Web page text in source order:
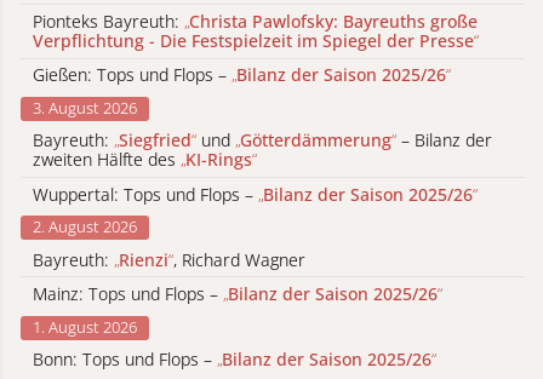
Pionteks Bayreuth: „Christa Pawlofsky: Bayreuths große
Verpflichtung - Die Festspielzeit im Spiegel der Presse“
Gießen: Tops und Flops – „Bilanz der Saison 2025/26“
3. August 2026
Bayreuth: „Siegfried“ und „Götterdämmerung“ – Bilanz der
zweiten Hälfte des „KI-Rings“
Wuppertal: Tops und Flops – „Bilanz der Saison 2025/26“
2. August 2026
Bayreuth: „Rienzi“, Richard Wagner
Mainz: Tops und Flops – „Bilanz der Saison 2025/26“
1. August 2026
Bonn: Tops und Flops – „Bilanz der Saison 2025/26“